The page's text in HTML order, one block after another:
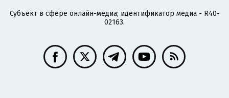
Субъект в сфере онлайн-медиа; идентификатор медиа - R40-
02163.